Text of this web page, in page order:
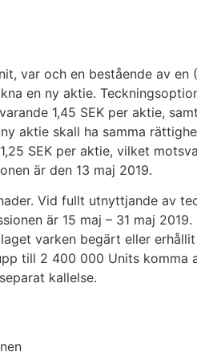
var och en bestående av en
en ny aktie.
1,45 SEK per aktie,
aktie skall ha samma
SEK per aktie, vilket
är den 13 maj 2019.
Vid fullt utnyttjande av
är 15 maj – 31 maj
varken begärt eller
till 2 400 000 Units komma
kallelse.